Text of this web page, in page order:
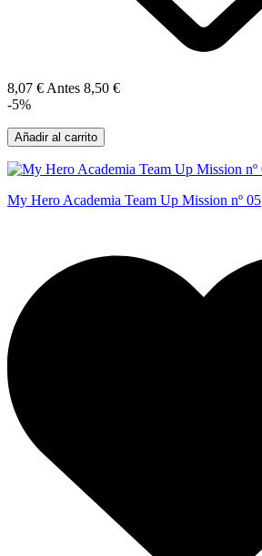
8,07 €Antes 8,50 €
-5%
Añadir al carrito
My Hero Academia Team Up Mission nº 05